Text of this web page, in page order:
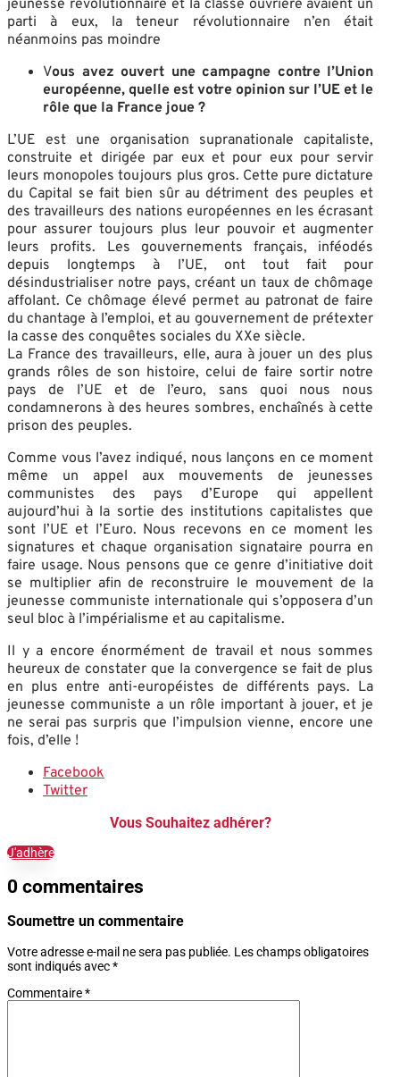
jeunesse révolutionnaire et la classe ouvrière avaient un
parti à eux, la teneur révolutionnaire n’en était
néanmoins pas moindre
Vous avez ouvert une campagne contre l’Union
européenne, quelle est votre opinion sur l’UE et le
rôle que la France joue ?
L’UE est une organisation supranationale capitaliste,
construite et dirigée par eux et pour eux pour servir
leurs monopoles toujours plus gros. Cette pure dictature
du Capital se fait bien sûr au détriment des peuples et
des travailleurs des nations européennes en les écrasant
pour assurer toujours plus leur pouvoir et augmenter
leurs profits. Les gouvernements français, inféodés
depuis longtemps à l’UE, ont tout fait pour
désindustrialiser notre pays, créant un taux de chômage
affolant. Ce chômage élevé permet au patronat de faire
du chantage à l’emploi, et au gouvernement de prétexter
la casse des conquêtes sociales du XXe siècle.
La France des travailleurs, elle, aura à jouer un des plus
grands rôles de son histoire, celui de faire sortir notre
pays de l’UE et de l’euro, sans quoi nous nous
condamnerons à des heures sombres, enchaînés à cette
prison des peuples.
Comme vous l’avez indiqué, nous lançons en ce moment
même un appel aux mouvements de jeunesses
communistes des pays d’Europe qui appellent
aujourd’hui à la sortie des institutions capitalistes que
sont l’UE et l’Euro. Nous recevons en ce moment les
signatures et chaque organisation signataire pourra en
faire usage. Nous pensons que ce genre d’initiative doit
se multiplier afin de reconstruire le mouvement de la
jeunesse communiste internationale qui s’opposera d’un
seul bloc à l’impérialisme et au capitalisme.
Il y a encore énormément de travail et nous sommes
heureux de constater que la convergence se fait de plus
en plus entre anti-européistes de différents pays. La
jeunesse communiste a un rôle important à jouer, et je
ne serai pas surpris que l’impulsion vienne, encore une
fois, d’elle !
Facebook
Twitter
Vous Souhaitez adhérer?
J'adhère
0 commentaires
Soumettre un commentaire
Votre adresse e-mail ne sera pas publiée. Les champs obligatoires
sont indiqués avec*
Commentaire*